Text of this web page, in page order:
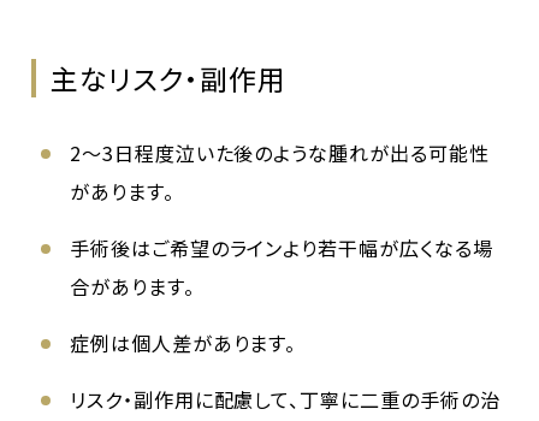
主なリスク・副作用
2〜3日程度泣いた後のような腫れが出る可能性
があります。
手術後はご希望のラインより若干幅が広くなる場
合があります。
症例は個人差があります。
リスク・副作用に配慮して、丁寧に二重の手術の治